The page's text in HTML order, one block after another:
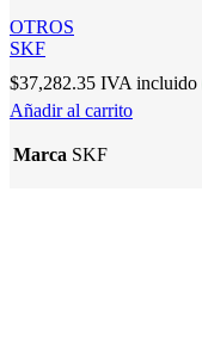
OTROS
SKF
$37,282.35 IVA incluido
Añadir al carrito
Marca SKF